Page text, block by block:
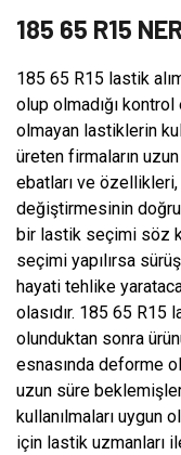
185 65 R15
185 65 R15 lastik
olup olmadığı
olmayan lastiklerin
üreten firmaların
ebatları ve
değiştirmesinin
bir lastik seçimi söz
seçimi yapılırsa
hayati tehlike
olasıdır. 185 65 R15
olunduktan sonra
esnasında deforme
uzun süre
kullanılmaları uygun
için lastik uzmanları